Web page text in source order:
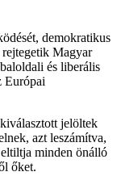
demokratikus
rejtegetik Magyar
és liberális
Európai
jelöltek
azt leszámítva,
minden önálló
őket.